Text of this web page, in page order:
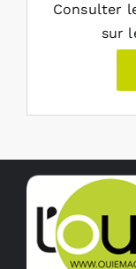
Consulter
sur